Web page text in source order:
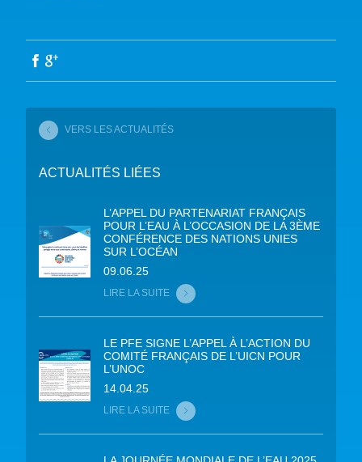
VERS LES ACTUALITÉS
ACTUALITÉS LIÉES
L’APPEL DU PARTENARIAT FRANÇAIS
POUR L’EAU À L’OCCASION DE LA 3ÈME
CONFÉRENCE DES NATIONS UNIES
SUR L’OCÉAN
09.06.25
LIRE LA SUITE
LE PFE SIGNE L’APPEL À L’ACTION DU
COMITÉ FRANÇAIS DE L’UICN POUR
L’UNOC
14.04.25
LIRE LA SUITE